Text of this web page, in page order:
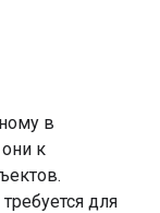
в
к
для